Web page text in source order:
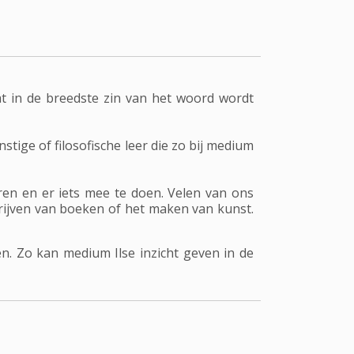
in de breedste zin van het woord wordt
of filosofische leer die zo bij medium
en er iets mee te doen. Velen van ons
van boeken of het maken van kunst.
Zo kan medium Ilse inzicht geven in de